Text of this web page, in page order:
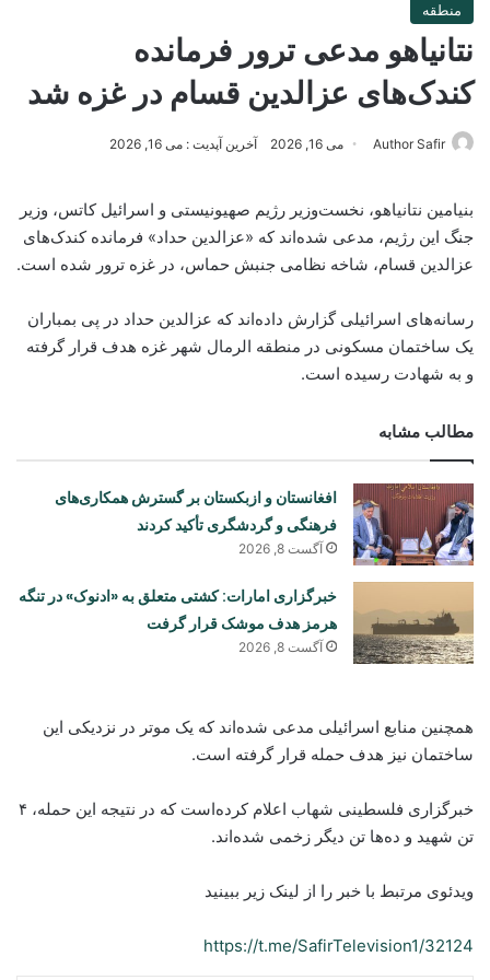
منطقه
نتانیاهو مدعی ترور فرمانده
کندک‌های عزالدین قسام در غزه شد
Author Safir می 16, 2026 آخرین آپدیت : می 16, 2026
بنیامین نتانیاهو، نخست‌وزیر رژیم صهیونیستی و اسرائیل کاتس، وزیر
جنگ این رژیم، مدعی شده‌اند که «عزالدین حداد» فرمانده کندک‌های
عزالدین قسام، شاخه نظامی جنبش حماس، در غزه ترور شده است.
رسانه‌های اسرائیلی گزارش داده‌اند که عزالدین حداد در پی بمباران
یک ساختمان مسکونی در منطقه الرمال شهر غزه هدف قرار گرفته
و به شهادت رسیده است.
مطالب مشابه
افغانستان و ازبکستان بر گسترش همکاری‌های
فرهنگی و گردشگری تأکید کردند
آگست 8, 2026
خبرگزاری امارات: کشتی متعلق به «ادنوک» در تنگه
هرمز هدف موشک قرار گرفت
آگست 8, 2026
همچنین منابع اسرائیلی مدعی شده‌اند که یک موتر در نزدیکی این
ساختمان نیز هدف حمله قرار گرفته است.
خبرگزاری فلسطینی شهاب اعلام کرده‌است که در نتیجه این حمله، ۴
تن شهید و ده‌ها تن دیگر زخمی شده‌اند.
ویدئوی مرتبط با خبر را از لینک زیر ببینید
https://t.me/SafirTelevision1/32124